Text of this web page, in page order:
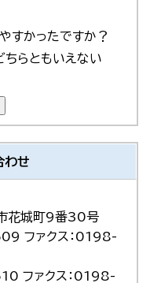
すかったですか？
ちらともいえない
わせ
花城町9番30号
ファクス：0198-
ファクス：0198-